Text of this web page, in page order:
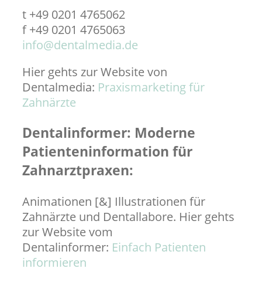
t +49 0201 4765062
f +49 0201 4765063
info@dentalmedia.de
Hier gehts zur Website von
Dentalmedia: Praxismarketing für
Zahnärzte
Dentalinformer: Moderne
Patienteninformation für
Zahnarztpraxen:
Animationen [&] Illustrationen für
Zahnärzte und Dentallabore. Hier gehts
zur Website vom
Dentalinformer: Einfach Patienten
informieren